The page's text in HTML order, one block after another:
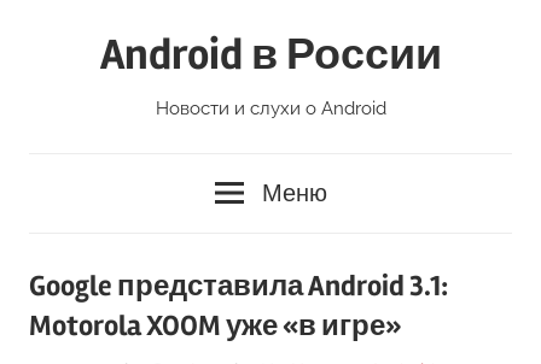
Android в России
Новости и слухи о Android
Меню
Google представила Android 3.1:
Motorola XOOM уже «в игре»